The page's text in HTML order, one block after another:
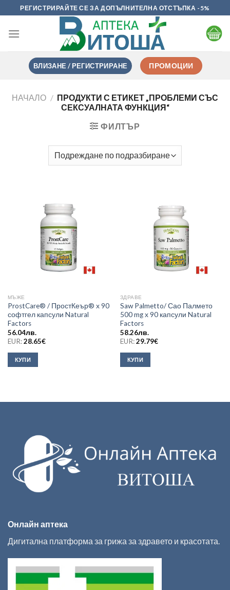
to
content
РЕГИСТРИРАЙТЕ СЕ ЗА ДОПЪЛНИТЕЛНА ОТСТЪПКА -5%
ВЛИЗАНЕ / РЕГИСТРИРАНЕ ПРОМОЦИИ
НАЧАЛО / ПРОДУКТИ С ЕТИКЕТ „ПРОБЛЕМИ СЪС
СЕКСУАЛНАТА ФУНКЦИЯ“
ФИЛТЪР
МЪЖЕ
ProstCare® / ПростКеър® х 90
софтгел капсули Natural
Factors
56.04лв.
EUR:28.65€
КУПИ
ЗДРАВЕ
Saw Palmetto/ Сао Палмето
500 mg х 90 капсули Natural
Factors
58.26лв.
EUR:29.79€
КУПИ
Онлайн аптека
Дигитална платформа за грижа за здравето и красотата.